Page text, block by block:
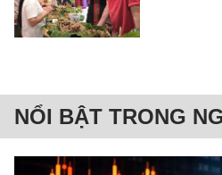
NỔI BẬT TRONG